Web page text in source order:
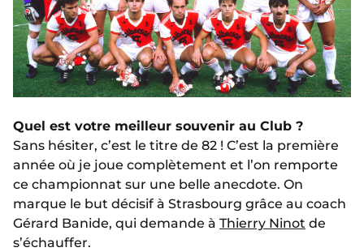
Quel est votre meilleur souvenir au Club ?
Sans hésiter, c’est le titre de 82 ! C’est la première
année où je joue complètement et l’on remporte
ce championnat sur une belle anecdote. On
marque le but décisif à Strasbourg grâce au coach
Gérard Banide, qui demande à Thierry Ninot de
s’échauffer.